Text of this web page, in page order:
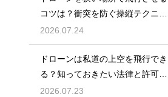
コツは？衝突を防ぐ操縦テクニッ
クを解説
2026.07.24
ドローンは私道の上空を飛行でき
る？知っておきたい法律と許可の
ルール
2026.07.23